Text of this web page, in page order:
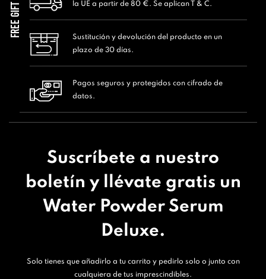
la UE a partir de 80 €. Se aplican T & C.
Sustitución y devolución del producto en un
plazo de 30 días.
Pagos seguros y protegidos con cifrado de
datos.
Suscríbete a nuestro
boletín y llévate gratis un
Water Powder Serum
Deluxe.
Solo tienes que añadirlo a tu carrito y pedirlo solo o junto con
cualquiera de tus imprescindibles.
FREE GIFT